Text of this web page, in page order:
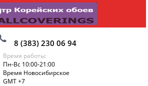
8 (383) 230 06 94
Время работы:
Пн-Вс 10:00-21:00
Время Новосибирское
GMT +7